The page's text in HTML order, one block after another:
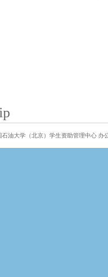
石油大学（北京）学生资助管理中心 办